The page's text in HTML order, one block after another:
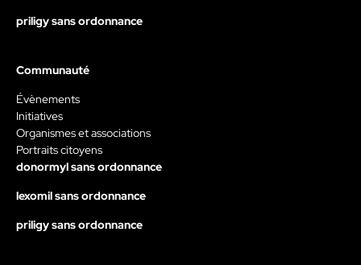
priligy sans ordonnance
Communauté
Évènements
Initiatives
Organismes et associations
Portraits citoyens
donormyl sans ordonnance
lexomil sans ordonnance
priligy sans ordonnance